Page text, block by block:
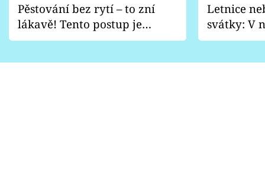
Pěstování bez rytí – to zní
lákavě! Tento postup je
vhodný jen pro některé
Letnice
svátky: V
pondělí